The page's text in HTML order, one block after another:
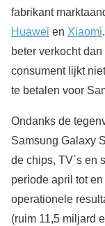
fabrikant
Huawei en Xiaomi
beter verkocht
consument lijkt
te betalen voor
Ondanks de
Samsung Galaxy
de chips, TV´s en
periode april tot
operationele
(ruim 11,5 miljard